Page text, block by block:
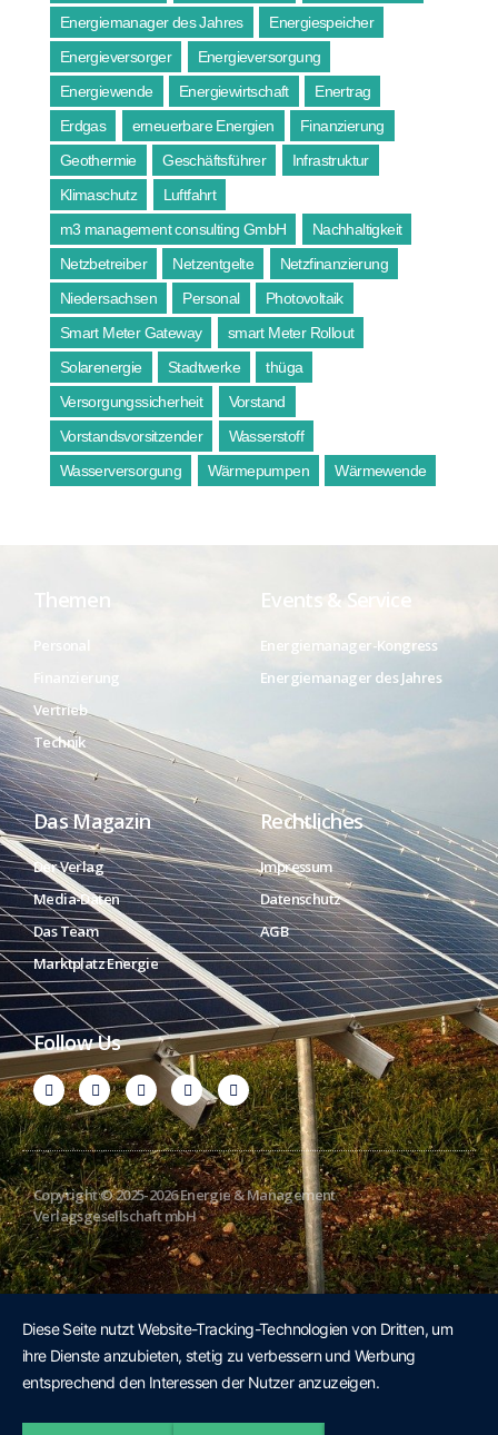
Energiemanager des Jahres
Energiespeicher
Energieversorger
Energieversorgung
Energiewende
Energiewirtschaft
Enertrag
Erdgas
erneuerbare Energien
Finanzierung
Geothermie
Geschäftsführer
Infrastruktur
Klimaschutz
Luftfahrt
m3 management consulting GmbH
Nachhaltigkeit
Netzbetreiber
Netzentgelte
Netzfinanzierung
Niedersachsen
Personal
Photovoltaik
Smart Meter Gateway
smart Meter Rollout
Solarenergie
Stadtwerke
thüga
Versorgungssicherheit
Vorstand
Vorstandsvorsitzender
Wasserstoff
Wasserversorgung
Wärmepumpen Wärmewende
Themen
Finanzierung
Vertrieb
Technik
Events & Service
Energiemanager-Kongress
Energiemanager des Jahres
Das Magazin
Der Verlag
Media-Daten
Das Team
Marktplatz Energie
Rechtliches
Impressum
Datenschutz
AGB
Follow Us
Copyright © 2025-2026 Energie & Management
Verlagsgesellschaft mbH
Diese Seite nutzt Website-Tracking-Technologien von Dritten, um
ihre Dienste anzubieten, stetig zu verbessern und Werbung
entsprechend den Interessen der Nutzer anzuzeigen.